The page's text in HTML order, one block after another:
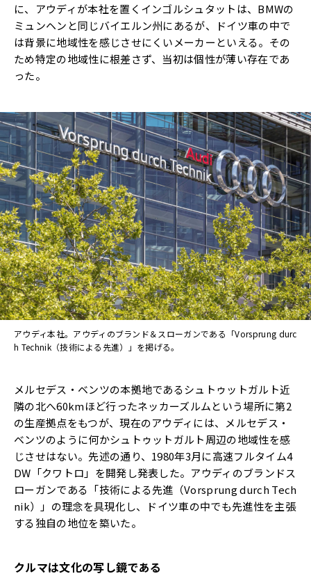
に、アウディが本社を置くインゴルシュタットは、BMWの
ミュンヘンと同じバイエルン州にあるが、ドイツ車の中で
は背景に地域性を感じさせにくいメーカーといえる。その
ため特定の地域性に根差さず、当初は個性が薄い存在であ
った。
アウディ本社。アウディのブランド＆スローガンである「Vorsprung durc
h Technik（技術による先進）」を掲げる。
メルセデス・ベンツの本拠地であるシュトゥットガルト近
隣の北へ60kmほど行ったネッカーズルムという場所に第2
の生産拠点をもつが、現在のアウディには、メルセデス・
ベンツのように何かシュトゥットガルト周辺の地域性を感
じさせはない。先述の通り、1980年3月に高速フルタイム4
DW「クワトロ」を開発し発表した。アウディのブランドス
ローガンである「技術による先進（Vorsprung durch Tech
nik）」の理念を具現化し、ドイツ車の中でも先進性を主張
する独自の地位を築いた。
クルマは文化の写し鏡である